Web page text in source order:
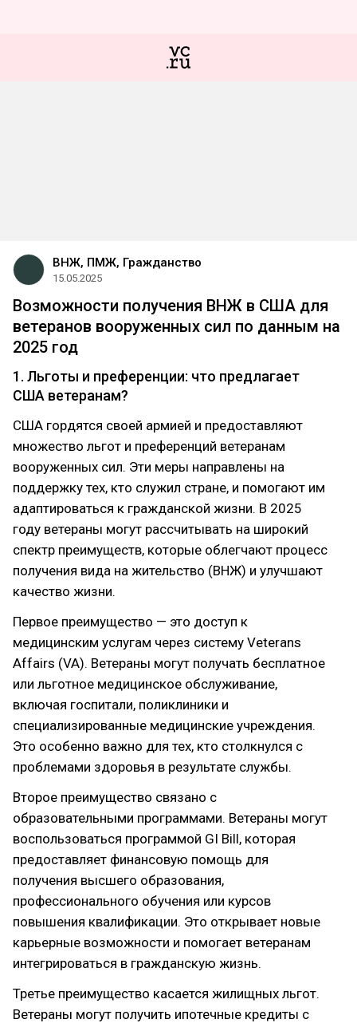
ВНЖ, ПМЖ, Гражданство
15.05.2025
Возможности получения ВНЖ в США для
ветеранов вооруженных сил по данным на
2025 год
1. Льготы и преференции: что предлагает
США ветеранам?
США гордятся своей армией и предоставляют
множество льгот и преференций ветеранам
вооруженных сил. Эти меры направлены на
поддержку тех, кто служил стране, и помогают им
адаптироваться к гражданской жизни. В 2025
году ветераны могут рассчитывать на широкий
спектр преимуществ, которые облегчают процесс
получения вида на жительство (ВНЖ) и улучшают
качество жизни.
Первое преимущество — это доступ к
медицинским услугам через систему Veterans
Affairs (VA). Ветераны могут получать бесплатное
или льготное медицинское обслуживание,
включая госпитали, поликлиники и
специализированные медицинские учреждения.
Это особенно важно для тех, кто столкнулся с
проблемами здоровья в результате службы.
Второе преимущество связано с
образовательными программами. Ветераны могут
воспользоваться программой GI Bill, которая
предоставляет финансовую помощь для
получения высшего образования,
профессионального обучения или курсов
повышения квалификации. Это открывает новые
карьерные возможности и помогает ветеранам
интегрироваться в гражданскую жизнь.
Третье преимущество касается жилищных льгот.
Ветераны могут получить ипотечные кредиты с